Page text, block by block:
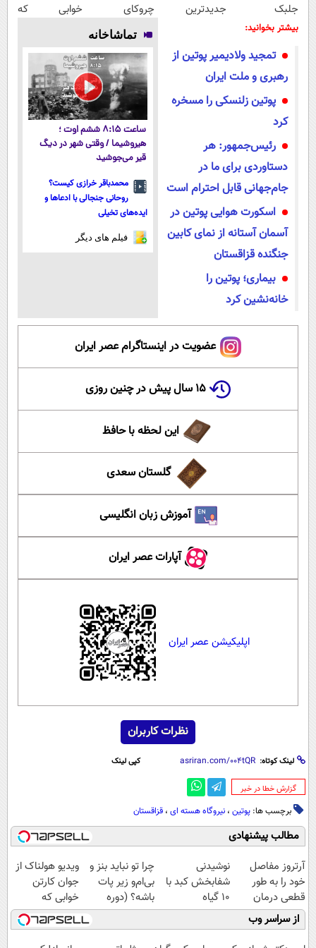
جلبک
اسپیرولینا50%تخفیف
جدیدترین
پرداخت قسطی
چروکای
پوستتوصاف
میکنه!50%تخفیف
خوابی که
بیشتر بخوانید:
تمجید ولادیمیر پوتین از
رهبری و ملت ایران
پوتین زلنسکی را مسخره
کرد
رئیس‌جمهور: هر
دستاوردی برای ما در
جام‌جهانی قابل احترام است
اسکورت هوایی پوتین در
آسمان آستانه از نمای کابین
جنگنده قزاقستان
بیماری؛ پوتین را
خانه‌نشین کرد
تماشاخانه
ساعت ۸:۱۵ ششم اوت ؛
هیروشیما / وقتی شهر در دیگ
قیر می‌جوشید
محمدباقر خرازی کیست؟
روحانی جنجالی با ادعاها و
ایده‌های تخیلی
فیلم های دیگر
عضویت در اینستاگرام عصر ایران
۱۵ سال پیش در چنین روزی
این لحظه با حافظ
گلستان سعدی
آموزش زبان انگلیسی
آپارات عصر ایران
اپلیکیشن عصر ایران
نظرات کاربران
لینک کوتاه: کپی لینک
‌گزارش خطا در خبر
برچسب ها: پوتین ، نیروگاه هسته ای ، قزاقستان
مطالب پیشنهادی
آرتروز مفاصل
خود را به طور
قطعی درمان
کنید!
◗پرسش‌نامه◖
نوشیدنی
شفابخش کبد با
10 گیاه
موثر(تخفیف تا
امشب)
چرا تو نباید بنز و
بی‌ام‌و زیر پات
باشه؟ (دوره
رایگان درآمد
میلیاردی)
ویدیو هولناک از
جوان کارتن
خوابی که
میلیاردر شد.
آموزش رایگان
از سراسر وب